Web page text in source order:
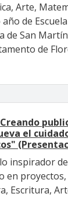
Arte,
de
de San
de
el
inspirador
en
Escritura,